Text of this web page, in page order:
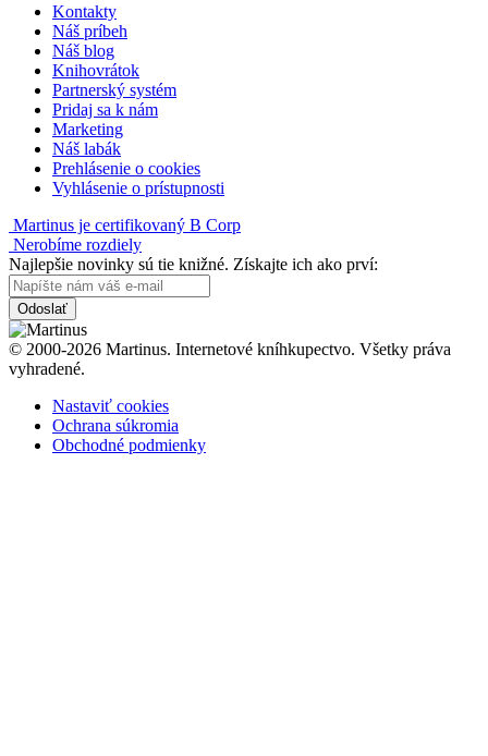
Kontakty
Náš príbeh
Náš blog
Knihovrátok
Partnerský systém
Pridaj sa k nám
Marketing
Náš labák
Prehlásenie o cookies
Vyhlásenie o prístupnosti
Martinus je certifikovaný B Corp
Nerobíme rozdiely
Najlepšie novinky sú tie knižné. Získajte ich ako prví:
Odoslať
© 2000-2026 Martinus. Internetové kníhkupectvo. Všetky práva
vyhradené.
Nastaviť cookies
Ochrana súkromia
Obchodné podmienky